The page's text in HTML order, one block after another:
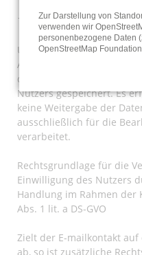
E-mailkontakt
Unsere Mitarbeiter
Adresse kontaktiert
der E-Mail übermittelten
Nutzers gespeichert. Es
keine Weitergabe der
ausschließlich für die
verarbeitet.
Rechtsgrundlage für die
Einwilligung des Nutzers
Handlung im Rahmen der
Abs. 1 lit. a DS-GVO
Zielt der E-mailkontakt auf
ab, so ist zusätzliche
Zur Darstellung von
verwenden wir
personenbezogene Daten
OpenStreetMap